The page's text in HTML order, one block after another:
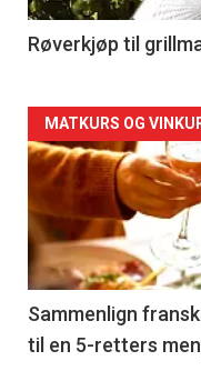
4
Røverkjøp til
Forsiden
akkurat
nå
-
5
MATKURS OG
Sammenlign
til en 5-retters